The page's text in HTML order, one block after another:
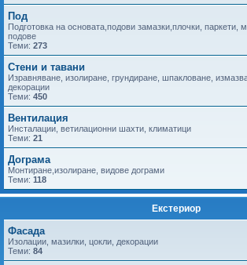
Под
Подготовка на основата,подови замазки,плочки, паркети,
подове
Теми: 273
Стени и тавани
Изравняване, изолиране, грундиране, шпакловане,
декорации
Теми: 450
Вентилация
Инсталации, ветилационни шахти, климатици
Теми: 21
Дограма
Монтиране,изолиране, видове дограми
Теми: 118
Екстериор
Фасада
Изолации, мазилки, цокли, декорации
Теми: 84